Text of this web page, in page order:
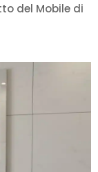
del Mobile di